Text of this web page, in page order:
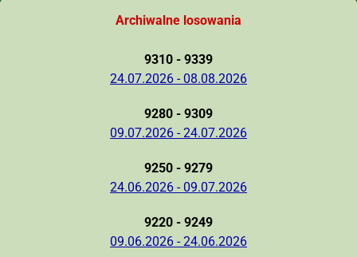
Archiwalne losowania
9310 - 9339
24.07.2026 - 08.08.2026
9280 - 9309
09.07.2026 - 24.07.2026
9250 - 9279
24.06.2026 - 09.07.2026
9220 - 9249
09.06.2026 - 24.06.2026